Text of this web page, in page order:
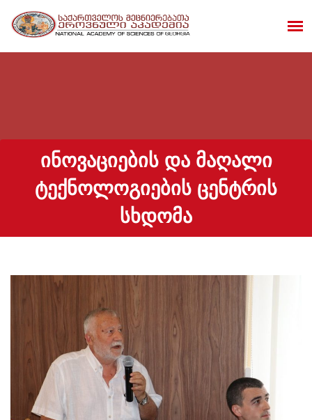
ᲘᲜᲝᲕᲐᲪᲘᲔᲑᲘᲡ ᲓᲐ ᲛᲐᲦᲐᲚᲘ
ᲢᲔᲥᲜᲝᲚᲝᲒᲘᲔᲑᲘᲡ ᲪᲔᲜᲢᲠᲘᲡ
ᲡᲮᲓᲝᲛᲐ